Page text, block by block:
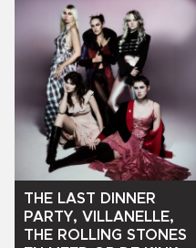
THE LAST DINNER
PARTY, VILLANELLE,
THE ROLLING STONES